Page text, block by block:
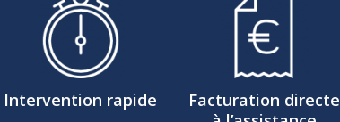
Intervention rapide
Facturation directe